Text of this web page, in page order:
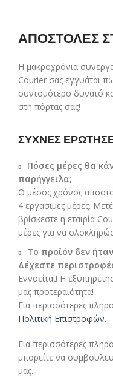
ΑΠΟΣΤΟΛΕΣ
Η μακροχρόνια
Courier σας εγγυάται
συντομότερο δυνατό
στη πόρτας σας!
ΣΥΧΝΕΣ
Πόσες μέρες θα
παρήγγειλα;
Ο μέσος χρόνος
4 εργάσιμες μέρες.
βρίσκεστε η εταιρία
μέρες για να
Το προϊόν δεν
Δέχεστε
Εννοείται! Η
μας προτεραιότητα!
Για περισσότερες
Πολιτική Επιστροφών.
Για περισσότερες
μπορείτε να
μας.